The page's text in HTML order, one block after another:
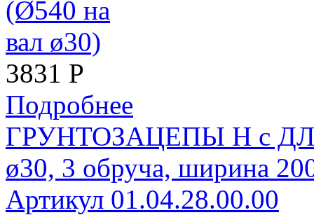
3831 Р
Подробнее
ГРУНТОЗАЦЕПЫ Н с
ø30, 3 обруча, ширина
Артикул 01.04.28.00.00